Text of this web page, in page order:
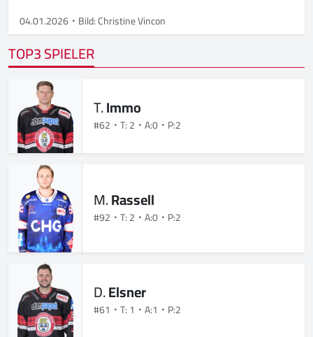
04.01.2026 Bild: Christine Vincon
TOP3 SPIELER
T.Immo
#62 T: 2 A:0 P:2
M.Rassell
#92 T: 2 A:0 P:2
D.Elsner
#61 T: 1 A:1 P:2